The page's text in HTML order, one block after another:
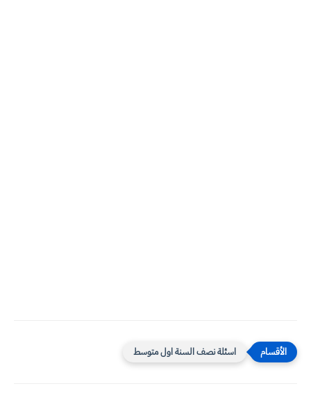
اسئلة نصف السنة اول متوسط